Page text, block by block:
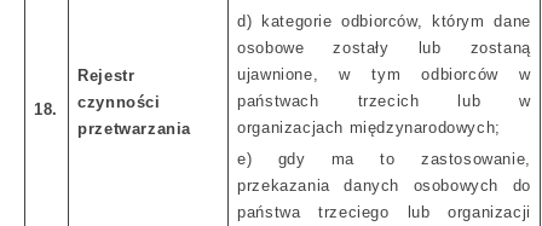
18.
Rejestr
czynności
przetwarzania
d) kategorie odbiorców, którym dane
osobowe zostały lub zostaną
ujawnione, w tym odbiorców w
państwach trzecich lub w
organizacjach międzynarodowych;
e) gdy ma to zastosowanie,
przekazania danych osobowych do
państwa trzeciego lub organizacji